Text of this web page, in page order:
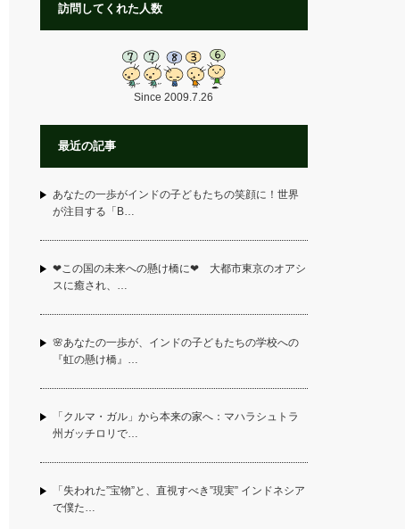
訪問してくれた人数
Since 2009.7.26
最近の記事
あなたの一歩がインドの子どもたちの笑顔に！世界
が注目する「B…
❤この国の未来への懸け橋に❤ 大都市東京のオアシ
スに癒され、…
🌸あなたの一歩が、インドの子どもたちの学校への
『虹の懸け橋』…
「クルマ・ガル」から本来の家へ：マハラシュトラ
州ガッチロリで…
「失われた”宝物”と、直視すべき”現実” インドネシア
で僕た…